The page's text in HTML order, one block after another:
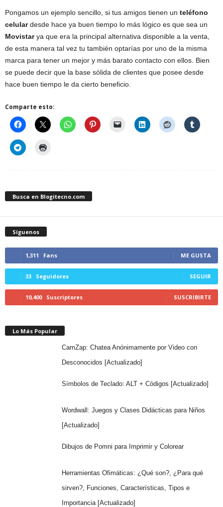
Pongamos un ejemplo sencillo, si tus amigos tienen un teléfono
celulardesde hace ya buen tiempo lo más lógico es que sea un
Movistarya que era la principal alternativa disponible a la venta,
de esta manera tal vez tu también optarías por uno de la misma
marca para tener un mejor y más barato contacto con ellos. Bien
se puede decir que la base sólida de clientes que posee desde
hace buen tiempo le da cierto beneficio.
Comparte esto:
Busca en Blogitecno.com
Síguenos
1,311 Fans ME GUSTA
33 Seguidores SEGUIR
10,400 Suscriptores SUSCRIBIRTE
Lo Más Popular
CamZap: Chatea Anónimamente por Video con
Desconocidos [Actualizado]
Símbolos de Teclado: ALT + Códigos [Actualizado]
Wordwall: Juegos y Clases Didácticas para Niños
[Actualizado]
Dibujos de Pomni para Imprimir y Colorear
Herramientas Ofimáticas: ¿Qué son?, ¿Para qué
sirven?, Funciones, Características, Tipos e
Importancia [Actualizado]